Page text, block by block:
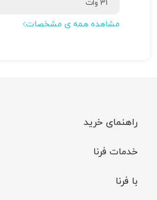
مشاهده همه ی مشخصات
راهنمای خرید
فرایند ارسال سفارش
راهنمای خرید اقساطی
خدمات فرنا
افتخارات فرنا
با فرنا